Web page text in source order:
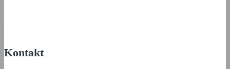
Kontakt